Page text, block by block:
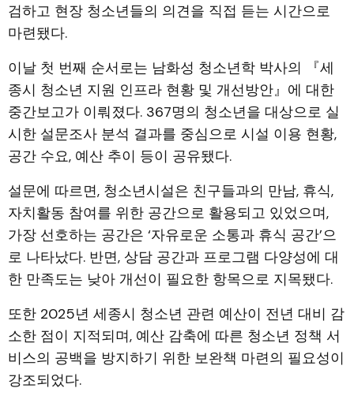
검하고 현장 청소년들의 의견을 직접 듣는 시간으로
마련됐다.
이날 첫 번째 순서로는 남화성 청소년학 박사의 『세
종시 청소년 지원 인프라 현황 및 개선방안』에 대한
중간보고가 이뤄졌다. 367명의 청소년을 대상으로 실
시한 설문조사 분석 결과를 중심으로 시설 이용 현황,
공간 수요, 예산 추이 등이 공유됐다.
설문에 따르면, 청소년시설은 친구들과의 만남, 휴식,
자치활동 참여를 위한 공간으로 활용되고 있었으며,
가장 선호하는 공간은 ‘자유로운 소통과 휴식 공간’으
로 나타났다. 반면, 상담 공간과 프로그램 다양성에 대
한 만족도는 낮아 개선이 필요한 항목으로 지목됐다.
또한 2025년 세종시 청소년 관련 예산이 전년 대비 감
소한 점이 지적되며, 예산 감축에 따른 청소년 정책 서
비스의 공백을 방지하기 위한 보완책 마련의 필요성이
강조되었다.